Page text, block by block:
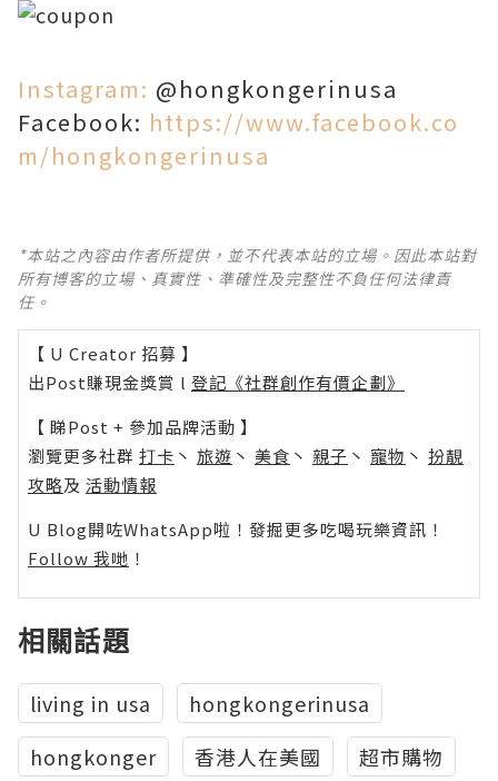
Instagram: @hongkongerinusa
Facebook: https://www.facebook.co
m/hongkongerinusa
*本站之內容由作者所提供，並不代表本站的立場。因此本站對
所有博客的立場、真實性、準確性及完整性不負任何法律責
任。
【 U Creator 招募 】
出Post賺現金獎賞 l 登記《社群創作有價企劃》
【 睇Post + 參加品牌活動 】
瀏覽更多社群 打卡 丶 旅遊 丶 美食 丶 親子 丶 寵物 丶 扮靚
攻略及 活動情報
U Blog開咗WhatsApp啦！發掘更多吃喝玩樂資訊！
Follow 我哋 ！
相關話題
living in usa
hongkongerinusa
hongkonger
香港人在美國
超市購物